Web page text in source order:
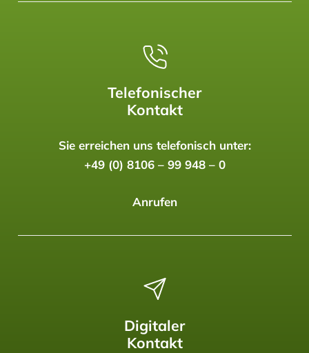
Telefonischer
Kontakt
Sie erreichen uns telefonisch unter:
+49 (0) 8106 – 99 948 – 0
Anrufen
Digitaler
Kontakt